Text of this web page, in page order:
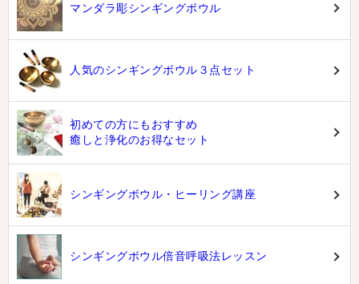
マンダラ彫シンギングボウル
人気のシンギングボウル３点セット
初めての方にもおすすめ
癒しと浄化のお得なセット
シンギングボウル・ヒーリング講座
シンギングボウル倍音呼吸法レッスン